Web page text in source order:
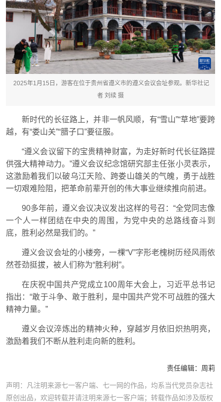
2025年1月15日，游客在位于贵州省遵义市的遵义会议会址参观。新华社记
者 刘续 摄
新时代的长征路上，并非一帆风顺，有“雪山”“草地”要跨
越，有“娄山关”“腊子口”要征服。
“遵义会议留下的宝贵精神财富，为走好新时代长征路提
供强大精神动力。”遵义会议纪念馆研究部主任张小灵表示，
这激励着我们以破乌江天险、跨娄山雄关的气魄，勇于战胜
一切艰难险阻，把革命前辈开创的伟大事业继续推向前进。
90多年前，遵义会议决议发出这样的号召：“全党同志像
一个人一样团结在中央的周围，为党中央的总路线奋斗到
底，胜利必然是我们的。”
遵义会议会址的小楼旁，一棵“V”字形老槐树历经风雨依
然苍劲挺拔，被人们称为“胜利树”。
在庆祝中国共产党成立100周年大会上，习近平总书记
指出：“敢于斗争、敢于胜利，是中国共产党不可战胜的强大
精神力量。”
遵义会议淬炼出的精神火种，穿越岁月依旧炽热明亮，
激励着我们不断从胜利走向新的胜利。
责任编辑： 周莉
声明：凡注明来源七一客户端、七一网的作品，均系当代党员杂志社
原创出品，欢迎转载并请注明来源七一客户端；转载作品如涉及版权